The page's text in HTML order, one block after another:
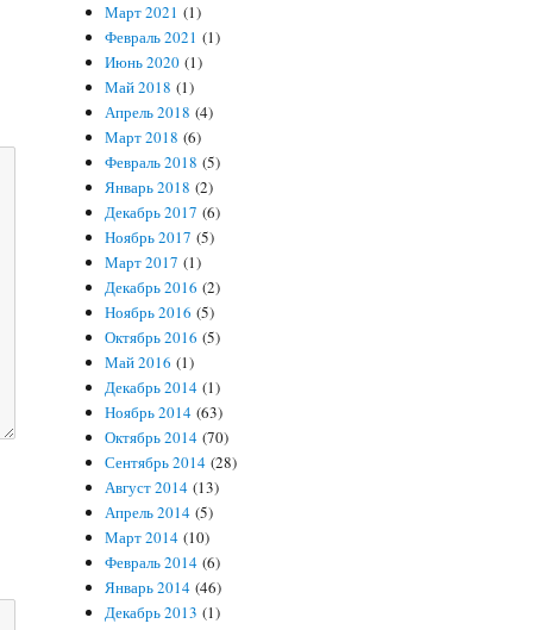
Март 2021 (1)
Февраль 2021 (1)
Июнь 2020 (1)
Май 2018 (1)
Апрель 2018 (4)
Март 2018 (6)
Февраль 2018 (5)
Январь 2018 (2)
Декабрь 2017 (6)
Ноябрь 2017 (5)
Март 2017 (1)
Декабрь 2016 (2)
Ноябрь 2016 (5)
Октябрь 2016 (5)
Май 2016 (1)
Декабрь 2014 (1)
Ноябрь 2014 (63)
Октябрь 2014 (70)
Сентябрь 2014 (28)
Август 2014 (13)
Апрель 2014 (5)
Март 2014 (10)
Февраль 2014 (6)
Январь 2014 (46)
Декабрь 2013 (1)